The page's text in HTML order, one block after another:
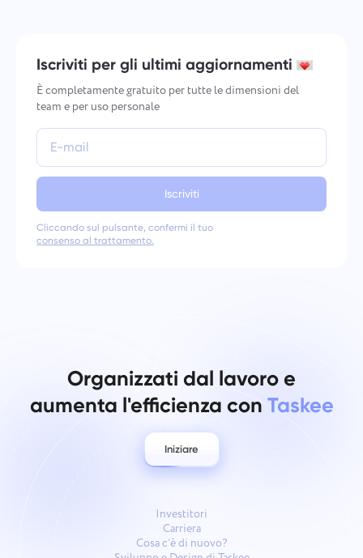
Iscriviti per gli ultimi aggiornamenti
È completamente gratuito per tutte le dimensioni del
team e per uso personale
Iscriviti
Cliccando sul pulsante, confermi il tuo
consenso al trattamento.
Organizzati dal lavoro e
aumenta l'efficienza con Taskee
Iniziare
Investitori
Carriera
Cosa c’è di nuovo?